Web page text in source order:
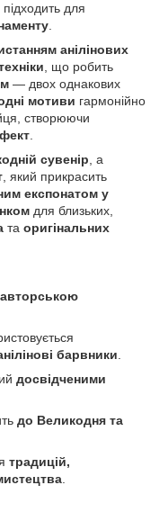
для
.
анілінових
, що робить
— двох однакових
мотиви гармонійно
створюючи
.
сувенір, а
, який прикрасить
експонатом у
для близьких,
та оригінальних
авторською
барвники
досвідченими
до Великодня та
традицій,